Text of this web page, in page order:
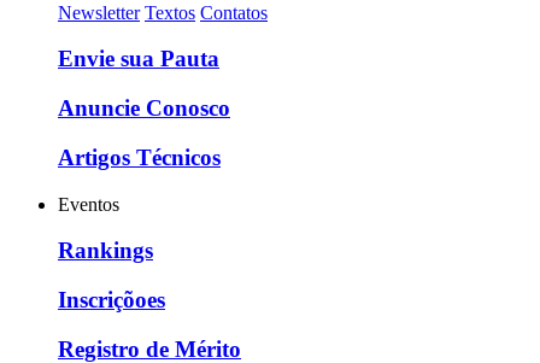
Newsletter Textos Contatos
Envie sua Pauta
Anuncie Conosco
Artigos Técnicos
Eventos
Rankings
Inscriçõoes
Registro de Mérito